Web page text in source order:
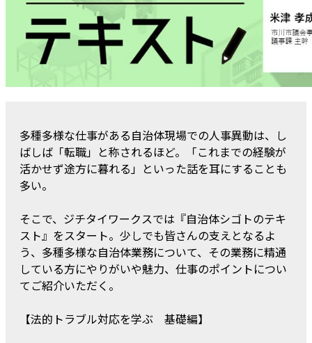
多種多様な仕事がある自治体現場での人事異動は、し
ばしば「転職」と称されるほど。「これまでの経験が
活かせず途方に暮れる」といった話を耳にすることも
多い。
そこで、ジチタイワークスでは『自治体シゴトのテキ
スト』をスタート。少しでも皆さんの支えとなるよ
う、多種多様な自治体業務について、その業務に精通
している方にやりがいや魅力、仕事のポイントについ
てご紹介いただく。
【法的トラブル対応を学ぶ 基礎編】